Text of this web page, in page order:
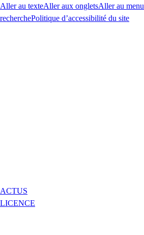
Aller au texteAller aux ongletsAller au menu
recherchePolitique d’accessibilité du site
ACTUS
LICENCE